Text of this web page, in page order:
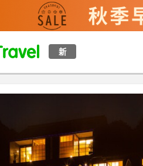
新
評價設施